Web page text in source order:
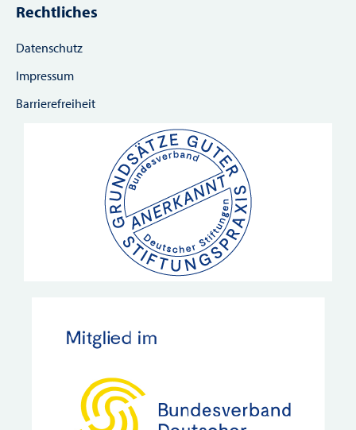
Rechtliches
Datenschutz
Impressum
Barrierefreiheit